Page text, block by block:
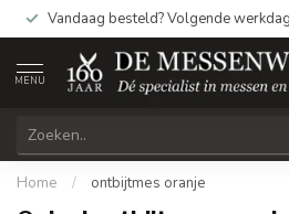
Vandaag besteld? Volgende
MENU
Home / ontbijtmes oranje